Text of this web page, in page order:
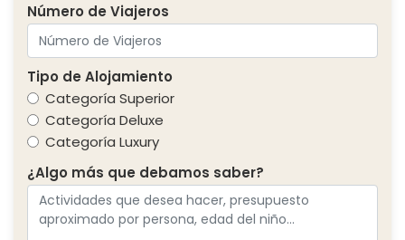
Número de Viajeros
Tipo de Alojamiento
Categoría Superior
Categoría Deluxe
Categoría Luxury
¿Algo más que debamos saber?